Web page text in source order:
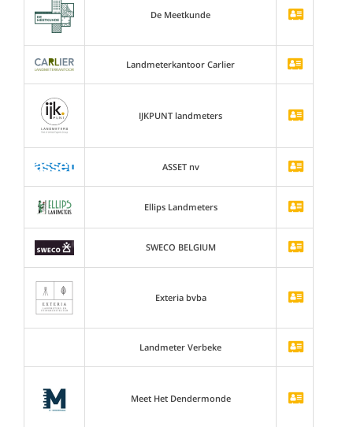
De Meetkunde
Landmeterkantoor Carlier
IJKPUNT landmeters
ASSET nv
Ellips Landmeters
SWECO BELGIUM
Exteria bvba
Landmeter Verbeke
Meet Het Dendermonde